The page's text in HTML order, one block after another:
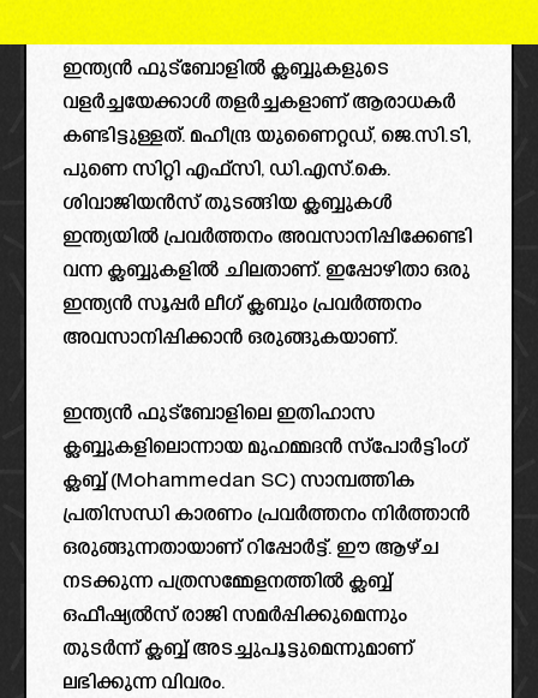
ഇന്ത്യൻ ഫുട്ബോളിൽ ക്ലബ്ബുകളുടെ
വളർച്ചയേക്കാൾ തളർച്ചകളാണ് ആരാധകർ
കണ്ടിട്ടുള്ളത്. മഹീന്ദ്ര യുണൈറ്റഡ്, ജെ.സി.ടി,
പുണെ സിറ്റി എഫ്സി, ഡി.എസ്.കെ.
ശിവാജിയൻസ് തുടങ്ങിയ ക്ലബ്ബുകൾ
ഇന്ത്യയിൽ പ്രവർത്തനം അവസാനിപ്പിക്കേണ്ടി
വന്ന ക്ലബ്ബുകളിൽ ചിലതാണ്. ഇപ്പോഴിതാ ഒരു
ഇന്ത്യൻ സൂപ്പർ ലീഗ് ക്ലബും പ്രവർത്തനം
അവസാനിപ്പിക്കാൻ ഒരുങ്ങുകയാണ്.
ഇന്ത്യൻ ഫുട്‌ബോളിലെ ഇതിഹാസ
ക്ലബ്ബുകളിലൊന്നായ മുഹമ്മദൻ സ്പോർട്ടിംഗ്
ക്ലബ്ബ് (Mohammedan SC) സാമ്പത്തിക
പ്രതിസന്ധി കാരണം പ്രവർത്തനം നിർത്താൻ
ഒരുങ്ങുന്നതായാണ് റിപ്പോർട്ട്. ഈ ആഴ്ച
നടക്കുന്ന പത്രസമ്മേളനത്തിൽ ക്ലബ്ബ്
ഒഫീഷ്യൽസ് രാജി സമർപ്പിക്കുമെന്നും
തുടർന്ന് ക്ലബ്ബ് അടച്ചുപൂട്ടുമെന്നുമാണ്
ലഭിക്കുന്ന വിവരം.